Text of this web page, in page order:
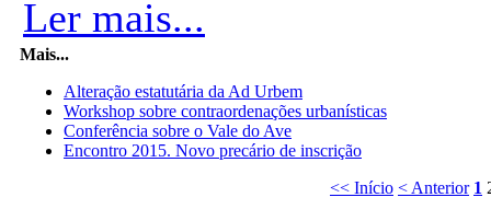
Ler mais...
Mais...
Alteração estatutária da Ad Urbem
Workshop sobre contraordenações urbanísticas
Conferência sobre o Vale do Ave
Encontro 2015. Novo precário de inscrição
<< Início < Anterior 1